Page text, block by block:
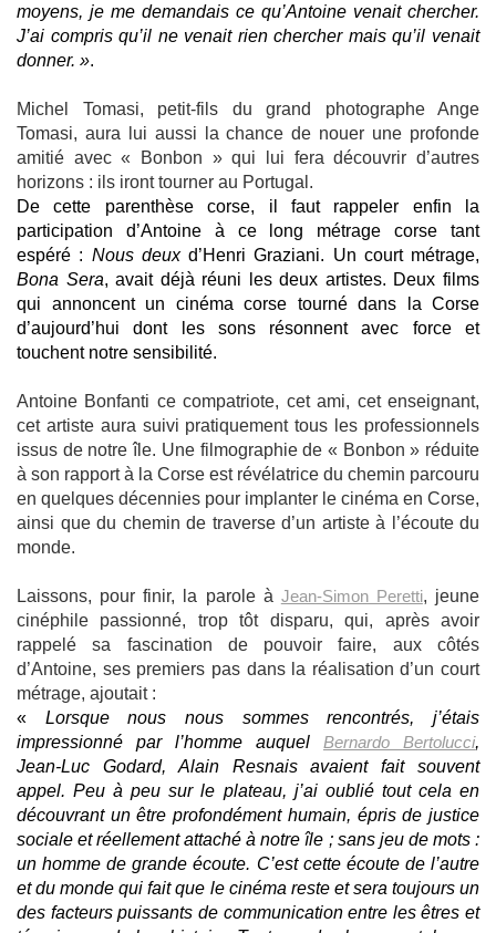
moyens, je me demandais ce qu’Antoine venait chercher.
J’ai compris qu’il ne venait rien chercher mais qu’il venait
donner. ».
Michel Tomasi, petit-fils du grand photographe Ange
Tomasi, aura lui aussi la chance de nouer une profonde
amitié avec « Bonbon » qui lui fera découvrir d’autres
horizons : ils iront tourner au Portugal.
De cette parenthèse corse, il faut rappeler enfin la
participation d’Antoine à ce long métrage corse tant
espéré : Nous deuxd’Henri Graziani. Un court métrage,
Bona Sera, avait déjà réuni les deux artistes. Deux films
qui annoncent un cinéma corse tourné dans la Corse
d’aujourd’hui dont les sons résonnent avec force et
touchent notre sensibilité.
Antoine Bonfanti ce compatriote, cet ami, cet enseignant,
cet artiste aura suivi pratiquement tous les professionnels
issus de notre île. Une filmographie de « Bonbon » réduite
à son rapport à la Corse est révélatrice du chemin parcouru
en quelques décennies pour implanter le cinéma en Corse,
ainsi que du chemin de traverse d’un artiste à l’écoute du
monde.
Laissons, pour finir, la parole à Jean-Simon Peretti, jeune
cinéphile passionné, trop tôt disparu, qui, après avoir
rappelé sa fascination de pouvoir faire, aux côtés
d’Antoine, ses premiers pas dans la réalisation d’un court
métrage, ajoutait :
« Lorsque nous nous sommes rencontrés, j’étais
impressionné par l’homme auquel Bernardo Bertolucci,
Jean-Luc Godard, Alain Resnais avaient fait souvent
appel. Peu à peu sur le plateau, j’ai oublié tout cela en
découvrant un être profondément humain, épris de justice
sociale et réellement attaché à notre île ; sans jeu de mots :
un homme de grande écoute. C’est cette écoute de l’autre
et du monde qui fait que le cinéma reste et sera toujours un
des facteurs puissants de communication entre les êtres et